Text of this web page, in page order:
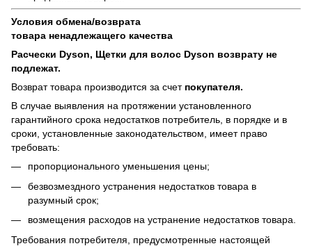
Условия обмена/возврата
товара ненадлежащего качества
Расчески Dyson, Щетки для волос Dyson возврату не
подлежат.
Возврат товара производится за счет покупателя.
В случае выявления на протяжении установленного
гарантийного срока недостатков потребитель, в порядке и в
сроки, установленные законодательством, имеет право
требовать:
пропорционального уменьшения цены;
безвозмездного устранения недостатков товара в
разумный срок;
возмещения расходов на устранение недостатков товара.
Требования потребителя, предусмотренные настоящей